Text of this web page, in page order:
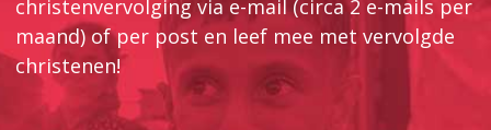
christenvervolging via e-mail (circa 2 e-mails per
maand) of per post en leef mee met vervolgde
christenen!